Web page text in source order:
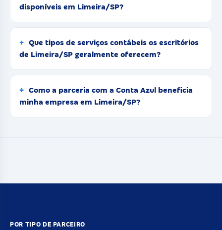
disponíveis em Limeira/SP?
Que tipos de serviços contábeis os escritórios
de Limeira/SP geralmente oferecem?
Como a parceria com a Conta Azul beneficia
minha empresa em Limeira/SP?
POR TIPO DE PARCEIRO